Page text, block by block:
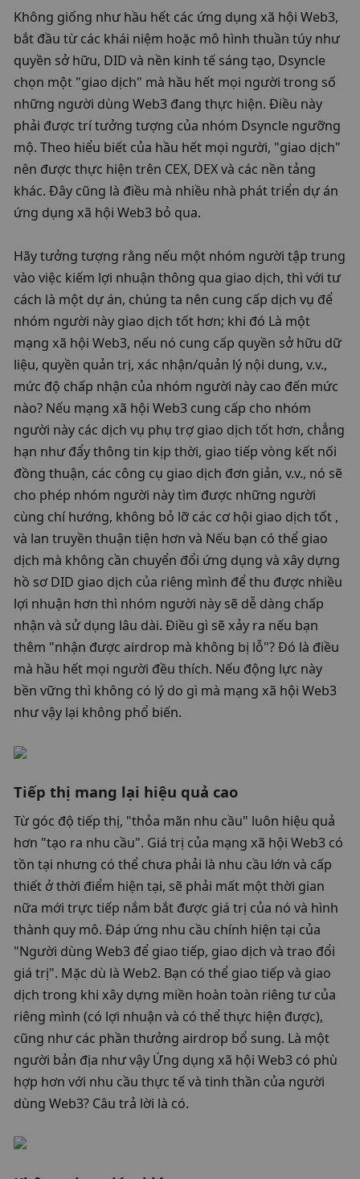
Không giống như hầu hết các ứng dụng xã hội Web3,
bắt đầu từ các khái niệm hoặc mô hình thuần túy như
quyền sở hữu, DID và nền kinh tế sáng tạo, Dsyncle
chọn một "giao dịch" mà hầu hết mọi người trong số
những người dùng Web3 đang thực hiện. Điều này
phải được trí tưởng tượng của nhóm Dsyncle ngưỡng
mộ. Theo hiểu biết của hầu hết mọi người, "giao dịch"
nên được thực hiện trên CEX, DEX và các nền tảng
khác. Đây cũng là điều mà nhiều nhà phát triển dự án
ứng dụng xã hội Web3 bỏ qua.
Hãy tưởng tượng rằng nếu một nhóm người tập trung
vào việc kiếm lợi nhuận thông qua giao dịch, thì với tư
cách là một dự án, chúng ta nên cung cấp dịch vụ để
nhóm người này giao dịch tốt hơn; khi đó Là một
mạng xã hội Web3, nếu nó cung cấp quyền sở hữu dữ
liệu, quyền quản trị, xác nhận/quản lý nội dung, v.v.,
mức độ chấp nhận của nhóm người này cao đến mức
nào? Nếu mạng xã hội Web3 cung cấp cho nhóm
người này các dịch vụ phụ trợ giao dịch tốt hơn, chẳng
hạn như đẩy thông tin kịp thời, giao tiếp vòng kết nối
đồng thuận, các công cụ giao dịch đơn giản, v.v., nó sẽ
cho phép nhóm người này tìm được những người
cùng chí hướng, không bỏ lỡ các cơ hội giao dịch tốt ,
và lan truyền thuận tiện hơn và Nếu bạn có thể giao
dịch mà không cần chuyển đổi ứng dụng và xây dựng
hồ sơ DID giao dịch của riêng mình để thu được nhiều
lợi nhuận hơn thì nhóm người này sẽ dễ dàng chấp
nhận và sử dụng lâu dài. Điều gì sẽ xảy ra nếu bạn
thêm "nhận được airdrop mà không bị lỗ"? Đó là điều
mà hầu hết mọi người đều thích. Nếu động lực này
bền vững thì không có lý do gì mà mạng xã hội Web3
như vậy lại không phổ biến.
Tiếp thị mang lại hiệu quả cao
Từ góc độ tiếp thị, "thỏa mãn nhu cầu" luôn hiệu quả
hơn "tạo ra nhu cầu". Giá trị của mạng xã hội Web3 có
tồn tại nhưng có thể chưa phải là nhu cầu lớn và cấp
thiết ở thời điểm hiện tại, sẽ phải mất một thời gian
nữa mới trực tiếp nắm bắt được giá trị của nó và hình
thành quy mô. Đáp ứng nhu cầu chính hiện tại của
"Người dùng Web3 để giao tiếp, giao dịch và trao đổi
giá trị". Mặc dù là Web2. Bạn có thể giao tiếp và giao
dịch trong khi xây dựng miền hoàn toàn riêng tư của
riêng mình (có lợi nhuận và có thể thực hiện được),
cũng như các phần thưởng airdrop bổ sung. Là một
người bản địa như vậy Ứng dụng xã hội Web3 có phù
hợp hơn với nhu cầu thực tế và tinh thần của người
dùng Web3? Câu trả lời là có.